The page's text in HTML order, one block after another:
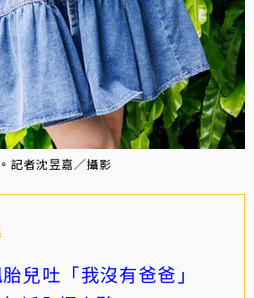
記者沈昱嘉／攝影
兒吐「我沒有爸爸」